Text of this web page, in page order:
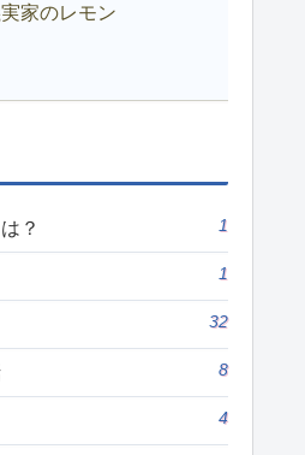
家のレモン
？ 1
1
32
8
4